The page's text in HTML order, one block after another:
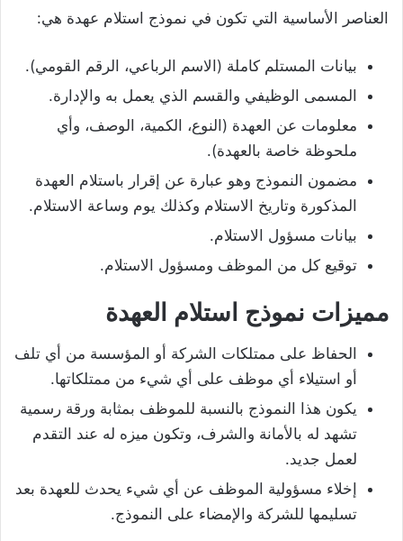
العناصر الأساسية التي تكون في نموذج استلام عهدة هي:
بيانات المستلم كاملة (الاسم الرباعي، الرقم القومي).
المسمى الوظيفي والقسم الذي يعمل به والإدارة.
معلومات عن العهدة (النوع، الكمية، الوصف، وأي
ملحوظة خاصة بالعهدة).
مضمون النموذج وهو عبارة عن إقرار باستلام العهدة
المذكورة وتاريخ الاستلام وكذلك يوم وساعة الاستلام.
بيانات مسؤول الاستلام.
توقيع كل من الموظف ومسؤول الاستلام.
مميزات نموذج استلام العهدة
الحفاظ على ممتلكات الشركة أو المؤسسة من أي تلف
أو استيلاء أي موظف على أي شيء من ممتلكاتها.
يكون هذا النموذج بالنسبة للموظف بمثابة ورقة رسمية
تشهد له بالأمانة والشرف، وتكون ميزه له عند التقدم
لعمل جديد.
إخلاء مسؤولية الموظف عن أي شيء يحدث للعهدة بعد
تسليمها للشركة والإمضاء على النموذج.